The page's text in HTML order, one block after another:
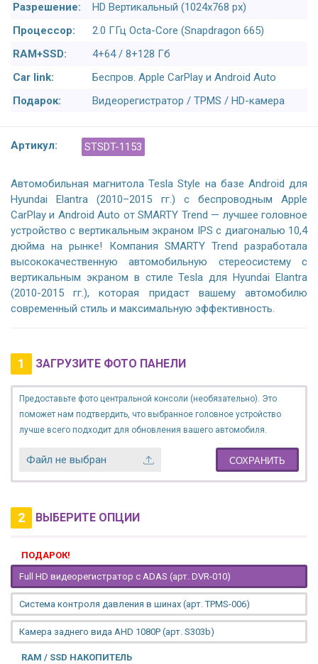
Разрешение:
HD Вертикальный (1024x768 px)
Процессор:
2.0 ГГц Octa-Core (Snapdragon 665)
RAM+SSD:
4+64 / 8+128 Гб
Car link:
Беспров. Apple CarPlay и Android Auto
Подарок:
Видеорегистратор / TPMS / HD-камера
Артикул: STSDT-1153
Автомобильная магнитола Tesla Style на базе Android для
Hyundai Elantra (2010–2015 гг.) с беспроводным Apple
CarPlay и Android Auto от SMARTY Trend — лучшее головное
устройство с вертикальным экраном IPS с диагональю 10,4
дюйма на рынке! Компания SMARTY Trend разработала
высококачественную автомобильную стереосистему с
вертикальным экраном в стиле Tesla для Hyundai Elantra
(2010-2015 гг.), которая придаст вашему автомобилю
современный стиль и максимальную эффективность.
1 ЗАГРУЗИТЕ ФОТО ПАНЕЛИ
Предоставьте фото центральной консоли (необязательно). Это
поможет нам подтвердить, что выбранное головное устройство
лучше всего подходит для обновления вашего автомобиля.
Файл не выбран СОХРАНИТЬ
2 ВЫБЕРИТЕ ОПЦИИ
ПОДАРОК!
Full HD видеорегистратор с ADAS (арт. DVR-010)
Система контроля давления в шинах (арт. TPMS-006)
Камера заднего вида AHD 1080P (арт. S303b)
RAM / SSD НАКОПИТЕЛЬ